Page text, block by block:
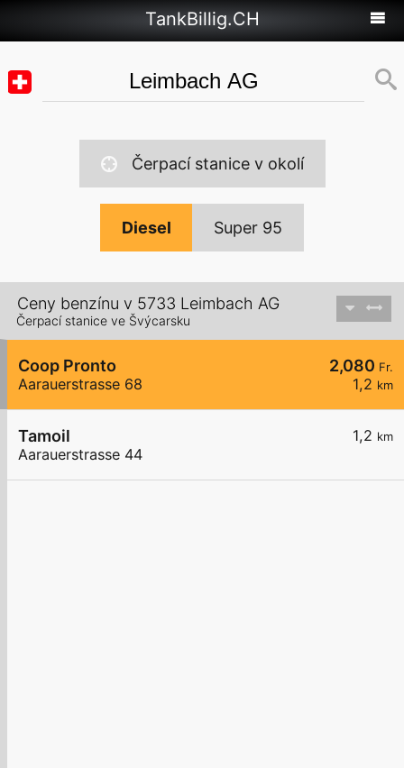
TankBillig.CH
Čerpací stanice v okolí
Diesel Super 95
Ceny benzínu v 5733 Leimbach AG
Čerpací stanice ve Švýcarsku
2,080 Fr.
1,2 km
Coop Pronto
Aarauerstrasse 68
1,2 km
Tamoil
Aarauerstrasse 44